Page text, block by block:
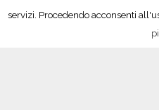
ProWein, il Consorzio
servizi. Procedendo acconsenti